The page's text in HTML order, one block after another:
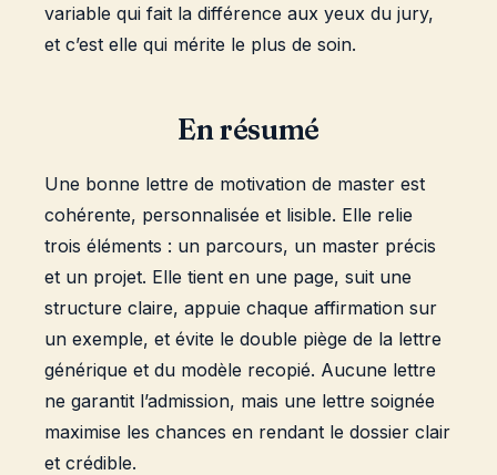
variable qui fait la différence aux yeux du jury,
et c’est elle qui mérite le plus de soin.
En résumé
Une bonne lettre de motivation de master est
cohérente, personnalisée et lisible. Elle relie
trois éléments : un parcours, un master précis
et un projet. Elle tient en une page, suit une
structure claire, appuie chaque affirmation sur
un exemple, et évite le double piège de la lettre
générique et du modèle recopié. Aucune lettre
ne garantit l’admission, mais une lettre soignée
maximise les chances en rendant le dossier clair
et crédible.